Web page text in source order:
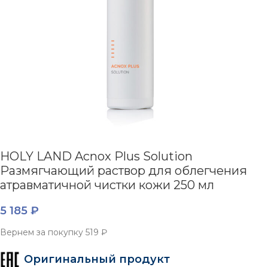
HOLY LAND Acnox Plus Solution
Размягчающий раствор для облегчения
атравматичной чистки кожи 250 мл
5 185 ₽
Вернем за покупку 519 ₽
Оригинальный продукт